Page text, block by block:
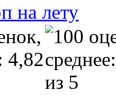
на лету